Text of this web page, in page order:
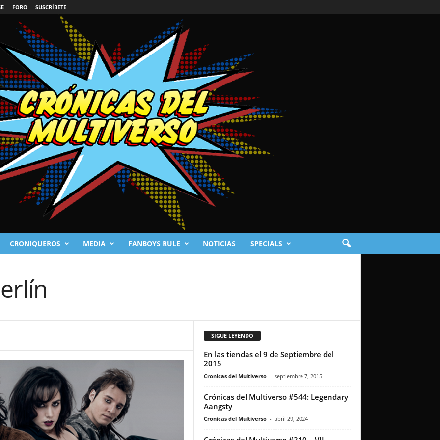
FORO SUSCRÍBETE
CRONIQUEROS MEDIA FANBOYS RULE NOTICIAS SPECIALS
SIGUE LEYENDO
En las tiendas el 9 de Septiembre del
2015
Cronicas del Multiverso - septiembre 7, 2015
Crónicas del Multiverso #544: Legendary
Aangsty
Cronicas del Multiverso - abril 29, 2024